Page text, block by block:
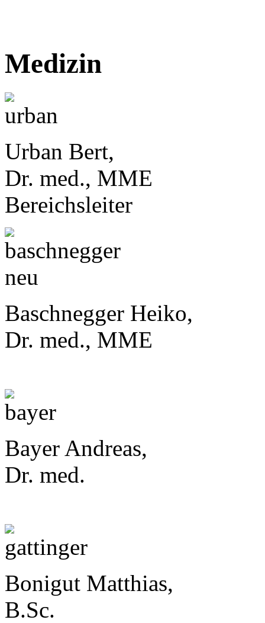
Medizin
Urban Bert,
Dr. med., MME
Bereichsleiter
Baschnegger Heiko,
Dr. med., MME
Bayer Andreas,
Dr. med.
Bonigut Matthias,
B.Sc.